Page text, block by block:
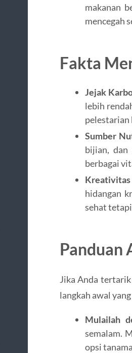
makanan
mencegah
Fakta
Jejak
lebih
pelestarian
Sumber
bijian, dan
berbagai
hidangan
sehat
Panduan
Jika Anda
langkah awal
Mulailah
semalam.
opsi